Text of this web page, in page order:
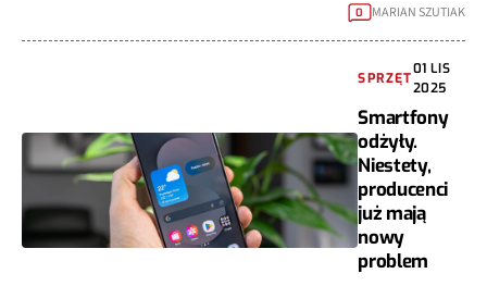
0 MARIAN SZUTIAK
SPRZĘT
01 LIS
2025
Smartfony
odżyły.
Niestety,
producenci
już mają
nowy
problem